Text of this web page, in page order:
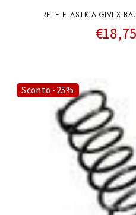
RETE ELASTICA GIVI X
Sconto -25%